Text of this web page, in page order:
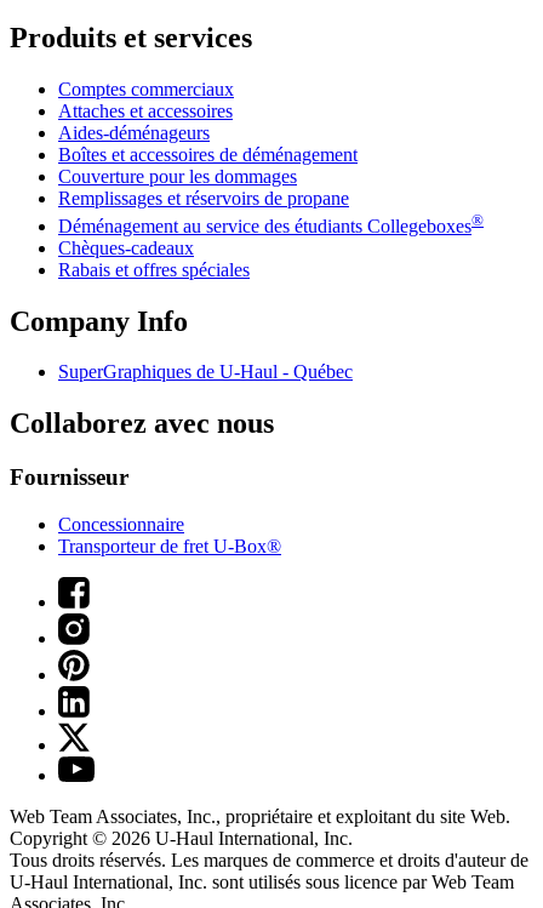
Produits et services
Comptes commerciaux
Attaches et accessoires
Aides-déménageurs
Boîtes et accessoires de déménagement
Couverture pour les dommages
Remplissages et réservoirs de propane
Déménagement au service des étudiants Collegeboxes®
Chèques-cadeaux
Rabais et offres spéciales
Company Info
SuperGraphiques de U-Haul - Québec
Collaborez avec nous
Fournisseur
Concessionnaire
Transporteur de fret U-Box®
Web Team Associates, Inc., propriétaire et exploitant du site Web.
Copyright © 2026 U-Haul International, Inc.
Tous droits réservés. Les marques de commerce et droits d'auteur de
U-Haul International, Inc. sont utilisés sous licence par Web Team
Associates, Inc.